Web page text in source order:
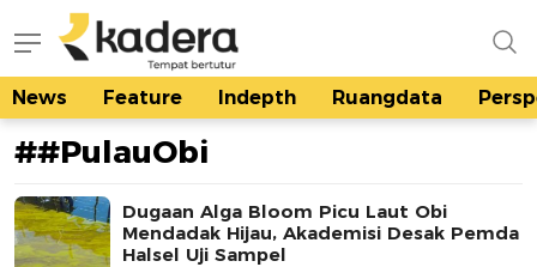
kadera.id
Tempat bertutur
News Feature Indepth Ruangdata
##PulauObi
Dugaan Alga Bloom Picu Laut Obi
Mendadak Hijau, Akademisi Desak Pemda
Halsel Uji Sampel